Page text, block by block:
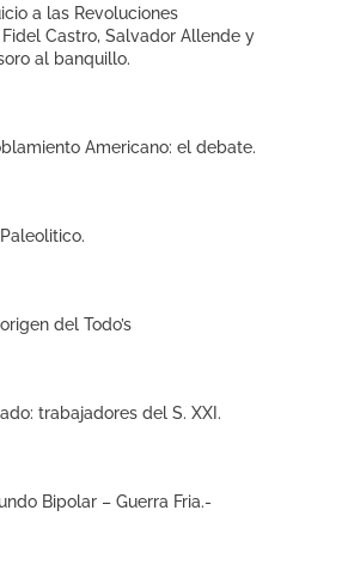
a las Revoluciones
Castro, Salvador Allende y
al banquillo.
Americano: el debate.
del Todo’s
trabajadores del S. XXI.
Bipolar – Guerra Fria.-